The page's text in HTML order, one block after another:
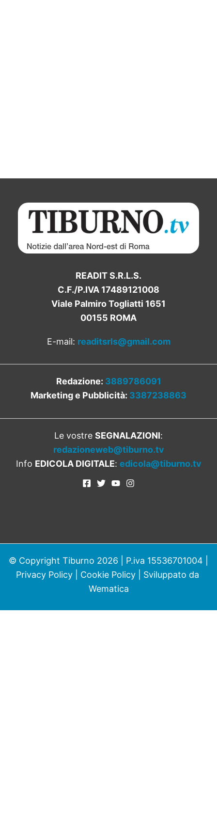
READIT S.R.L.S.
C.F./P.IVA 17489121008
Viale Palmiro Togliatti 1651
00155 ROMA
E-mail: readitsrls@gmail.com
Redazione: 3889786091
Marketing e Pubblicità: 3387238863
Le vostre SEGNALAZIONI:
redazioneweb@tiburno.tv
Info EDICOLA DIGITALE: edicola@tiburno.tv
© Copyright Tiburno 2026 | P.iva 15536701004 |
Privacy Policy| Cookie Policy| Sviluppato da
Wematica